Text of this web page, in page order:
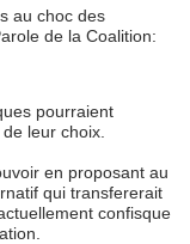
au choc des
de la Coalition:
pourraient
leur choix.
en proposant au
qui transfererait
confisque